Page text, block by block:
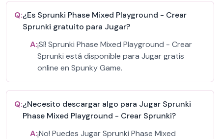
Q:¿Es Sprunki Phase Mixed Playground - Crear
Sprunki gratuito para Jugar?
A:¡Sí! Sprunki Phase Mixed Playground - Crear
Sprunki está disponible para Jugar gratis
online en Spunky Game.
Q:¿Necesito descargar algo para Jugar Sprunki
Phase Mixed Playground - Crear Sprunki?
A:¡No! Puedes Jugar Sprunki Phase Mixed